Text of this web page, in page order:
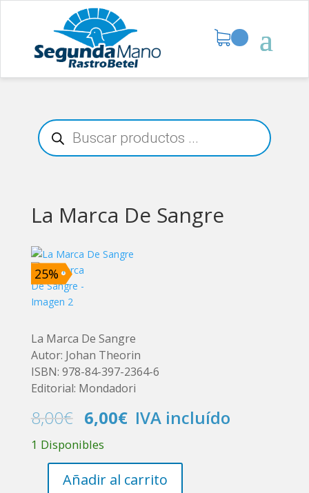
Búsqueda
de
productos
La Marca De Sangre
25%
La Marca De Sangre
Autor: Johan Theorin
ISBN: 978-84-397-2364-6
Editorial: Mondadori
8,00€ El
precio
original
era:
8,00€.
6,00€ El
es:
6,00€.
IVA incluído
1 Disponibles
Añadir al carrito